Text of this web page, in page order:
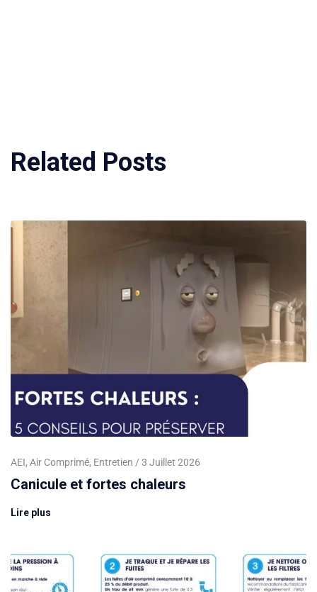
Related Posts
AEI, Air Comprimé, Entretien 3 Juillet 2026
Canicule et fortes chaleurs
Lire plus